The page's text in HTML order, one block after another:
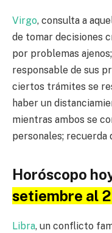
Virgo, consulta a
de tomar decisiones
por problemas
responsable de sus
ciertos trámites se
haber un
mientras ambos se
personales; recuerda
Horóscopo
setiembre al
Libra, un conflicto